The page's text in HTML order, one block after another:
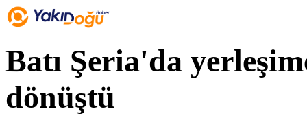
Batı Şeria'da
dönüştü